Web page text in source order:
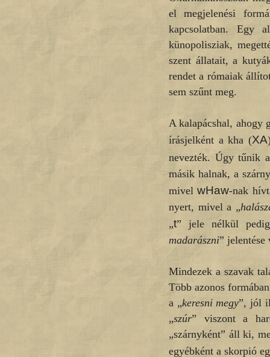
el megjelenési
kapcsolatban. Egy
künopolisziak,
szent állatait, a
rendet a rómaiak
sem szűnt
A kalapácshal, ahogy
írásjelként a kha (XA
nevezték. Úgy tűnik
másik halnak, a
mivelwHaw-nak
nyert, mivel a „
„t” jele nélkül
madarászni” jelentése
Mindezek a szavak
Több azonos
a „keresni megy”, jól
„szúr” viszont a
„szárnyként” áll ki,
egyébként a skorpió